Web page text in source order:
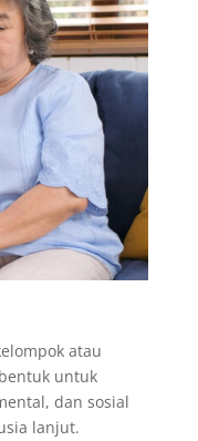
atau
untuk
dan sosial
lanjut.